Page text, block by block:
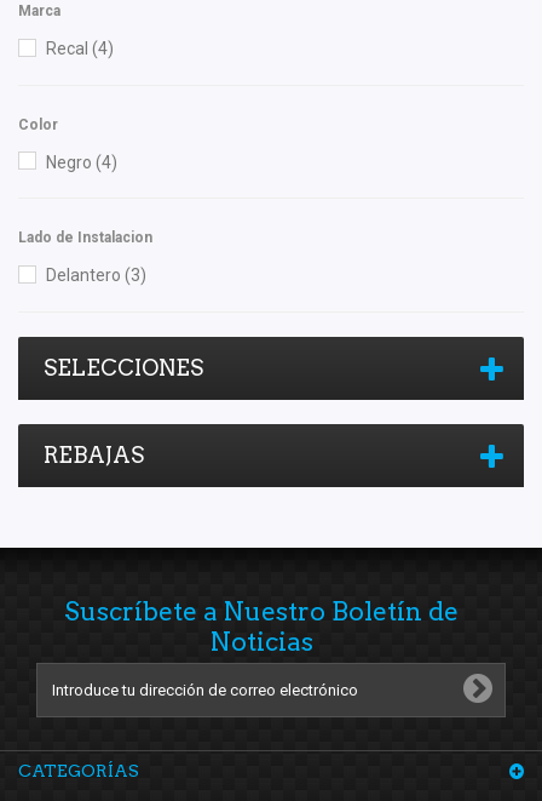
Marca
Recal (4)
Color
Negro (4)
Lado de Instalacion
Delantero (3)
SELECCIONES
REBAJAS
Suscríbete a Nuestro Boletín de
Noticias
CATEGORÍAS